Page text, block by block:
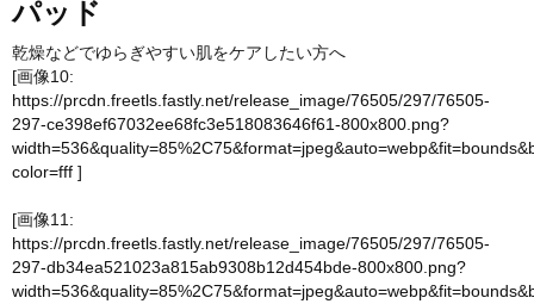
パッド
乾燥などでゆらぎやすい肌をケアしたい方へ
[画像10:
https://prcdn.freetls.fastly.net/release_image/76505/297/76505-
297-ce398ef67032ee68fc3e518083646f61-800x800.png?
color=fff ]
[画像11:
https://prcdn.freetls.fastly.net/release_image/76505/297/76505-
297-db34ea521023a815ab9308b12d454bde-800x800.png?